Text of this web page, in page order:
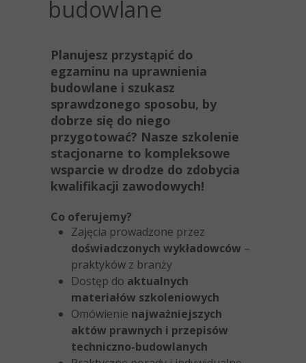
budowlane
Planujesz przystąpić do
egzaminu na uprawnienia
budowlane i szukasz
sprawdzonego sposobu, by
dobrze się do niego
przygotować? Nasze szkolenie
stacjonarne to kompleksowe
wsparcie w drodze do zdobycia
kwalifikacji zawodowych!
Co oferujemy?
Zajęcia prowadzone przez
doświadczonych wykładowców –
praktyków z branży
Dostęp do aktualnych
materiałów szkoleniowych
Omówienie najważniejszych
aktów prawnych i przepisów
techniczno-budowlanych